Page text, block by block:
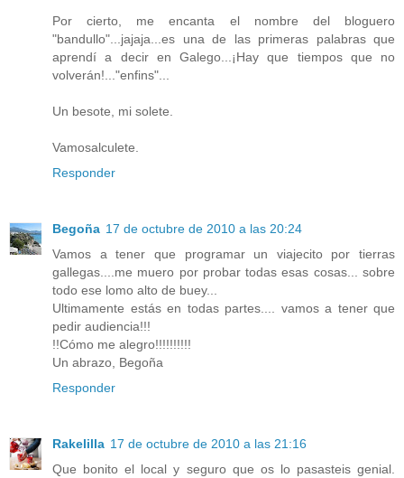
Por cierto, me encanta el nombre del bloguero
"bandullo"...jajaja...es una de las primeras palabras que
aprendí a decir en Galego...¡Hay que tiempos que no
volverán!..."enfins"...
Un besote, mi solete.
Vamosalculete.
Responder
Begoña 17 de octubre de 2010 a las 20:24
Vamos a tener que programar un viajecito por tierras
gallegas....me muero por probar todas esas cosas... sobre
todo ese lomo alto de buey...
Ultimamente estás en todas partes.... vamos a tener que
pedir audiencia!!!
!!Cómo me alegro!!!!!!!!!!
Un abrazo, Begoña
Responder
Rakelilla 17 de octubre de 2010 a las 21:16
Que bonito el local y seguro que os lo pasasteis genial.